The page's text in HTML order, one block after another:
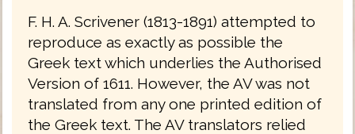
F. H. A. Scrivener (1813-1891) attempted to
reproduce as exactly as possible the
Greek text which underlies the Authorised
Version of 1611. However, the AV was not
translated from any one printed edition of
the Greek text. The AV translators relied